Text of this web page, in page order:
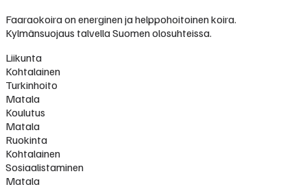
Faaraokoira on energinen ja helppohoitoinen koira.
Kylmänsuojaus talvella Suomen olosuhteissa.
Liikunta
Kohtalainen
Turkinhoito
Matala
Koulutus
Matala
Ruokinta
Kohtalainen
Sosiaalistaminen
Matala